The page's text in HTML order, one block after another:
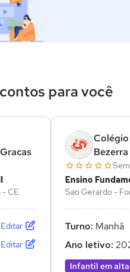
para você
- CE
Editar
Editar
Colégio
Ensino
Sao Gerardo -
Turno: Manhã
Ano letivo:
Infantil em